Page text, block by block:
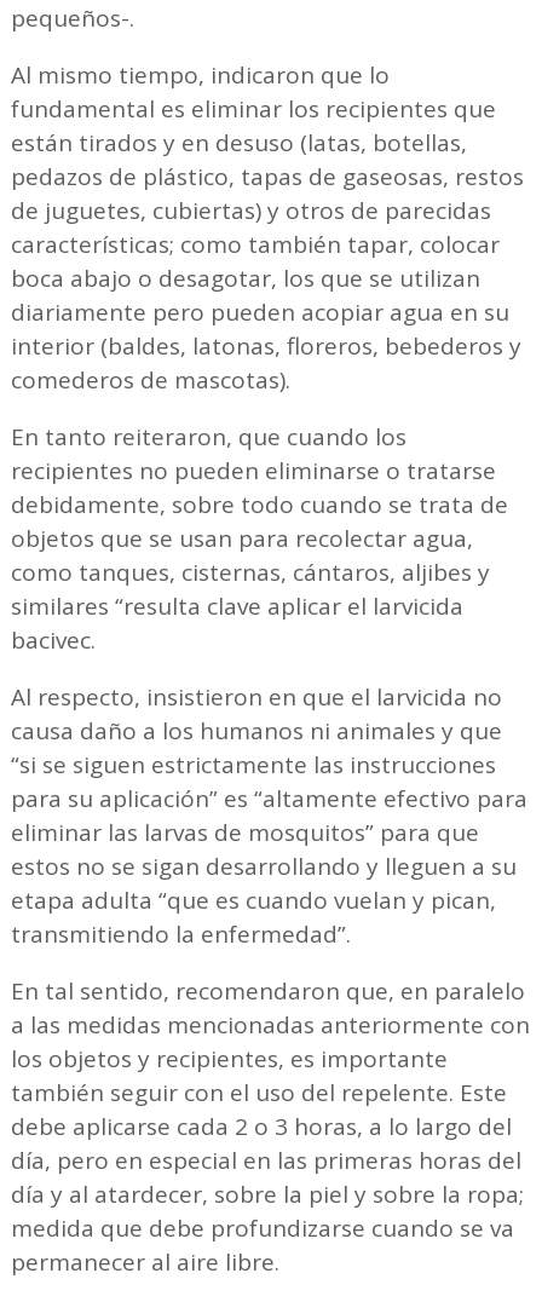
pequeños-.
Al mismo tiempo, indicaron que lo
fundamental es eliminar los recipientes que
están tirados y en desuso (latas, botellas,
pedazos de plástico, tapas de gaseosas, restos
de juguetes, cubiertas) y otros de parecidas
características; como también tapar, colocar
boca abajo o desagotar, los que se utilizan
diariamente pero pueden acopiar agua en su
interior (baldes, latonas, floreros, bebederos y
comederos de mascotas).
En tanto reiteraron, que cuando los
recipientes no pueden eliminarse o tratarse
debidamente, sobre todo cuando se trata de
objetos que se usan para recolectar agua,
como tanques, cisternas, cántaros, aljibes y
similares “resulta clave aplicar el larvicida
bacivec.
Al respecto, insistieron en que el larvicida no
causa daño a los humanos ni animales y que
“si se siguen estrictamente las instrucciones
para su aplicación” es “altamente efectivo para
eliminar las larvas de mosquitos” para que
estos no se sigan desarrollando y lleguen a su
etapa adulta “que es cuando vuelan y pican,
transmitiendo la enfermedad”.
En tal sentido, recomendaron que, en paralelo
a las medidas mencionadas anteriormente con
los objetos y recipientes, es importante
también seguir con el uso del repelente. Este
debe aplicarse cada 2 o 3 horas, a lo largo del
día, pero en especial en las primeras horas del
día y al atardecer, sobre la piel y sobre la ropa;
medida que debe profundizarse cuando se va
permanecer al aire libre.